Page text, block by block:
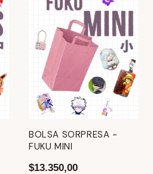
BOLSA SORPRESA -
FUKU MINI
$13.350,00